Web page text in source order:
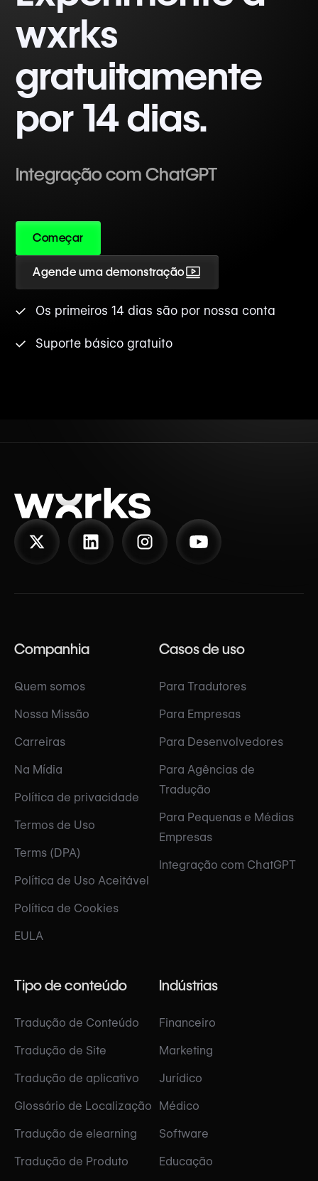
wxrks
gratuitamente
por 14 dias.
Integração com ChatGPT
Começar
Agende uma demonstração
Os primeiros 14 dias são por nossa conta
Suporte básico gratuito
Companhia
Quem somos
Nossa Missão
Carreiras
Na Mídia
Política de privacidade
Termos de Uso
Terms (DPA)
Política de Uso Aceitável
Política de Cookies
EULA
Casos de uso
Para Tradutores
Para Empresas
Para Desenvolvedores
Para Agências de
Tradução
Para Pequenas e Médias
Empresas
Integração com ChatGPT
Tipo de conteúdo
Tradução de Conteúdo
Tradução de Site
Tradução de aplicativo
Glossário de Localização
Tradução de elearning
Tradução de Produto
Indústrias
Financeiro
Marketing
Jurídico
Médico
Software
Educação